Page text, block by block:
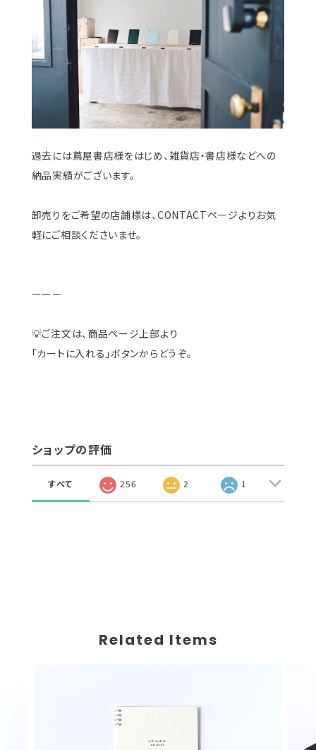
過去には蔦屋書店様をはじめ、雑貨店・書店様などへの
納品実績がございます。
卸売りをご希望の店舗様は、CONTACTページよりお気
軽にご相談くださいませ。
ーーー
💡ご注文は、商品ページ上部より
「カートに入れる」ボタンからどうぞ。
ショップの評価
すべて 256 2 1
Related Items